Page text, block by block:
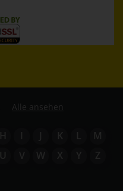
Alle ansehen
H I J K L
M
U V W X Y Z